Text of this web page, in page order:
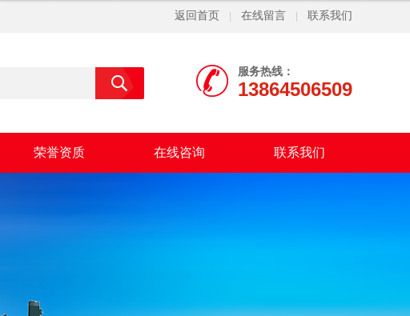
返回首页 在线留言 联系我们
服务热线：
13864506509
荣誉资质 在线咨询 联系我们